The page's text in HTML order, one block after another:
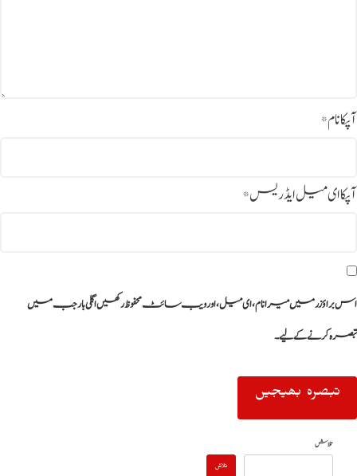
آپکا نام*
آپکا ای میل ایڈریس*
اس براؤزر میں میرا نام، ای میل، اور ویب سائٹ محفوظ رکھیں اگلی بار جب میں
تبصرہ کرنے کےلیے۔
تلاش
تلاش